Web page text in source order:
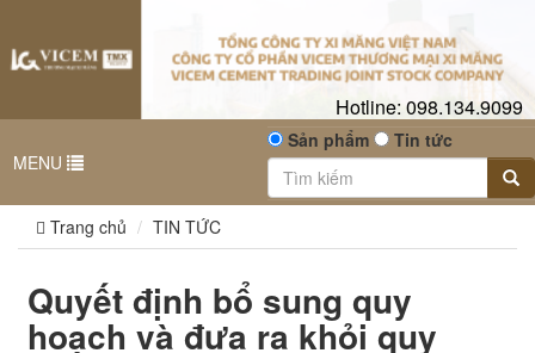
Hotline:098.134.9099
MENU
Sản phẩm Tin tức
Trang chủ TIN TỨC
Quyết định bổ sung quy
hoạch và đưa ra khỏi quy